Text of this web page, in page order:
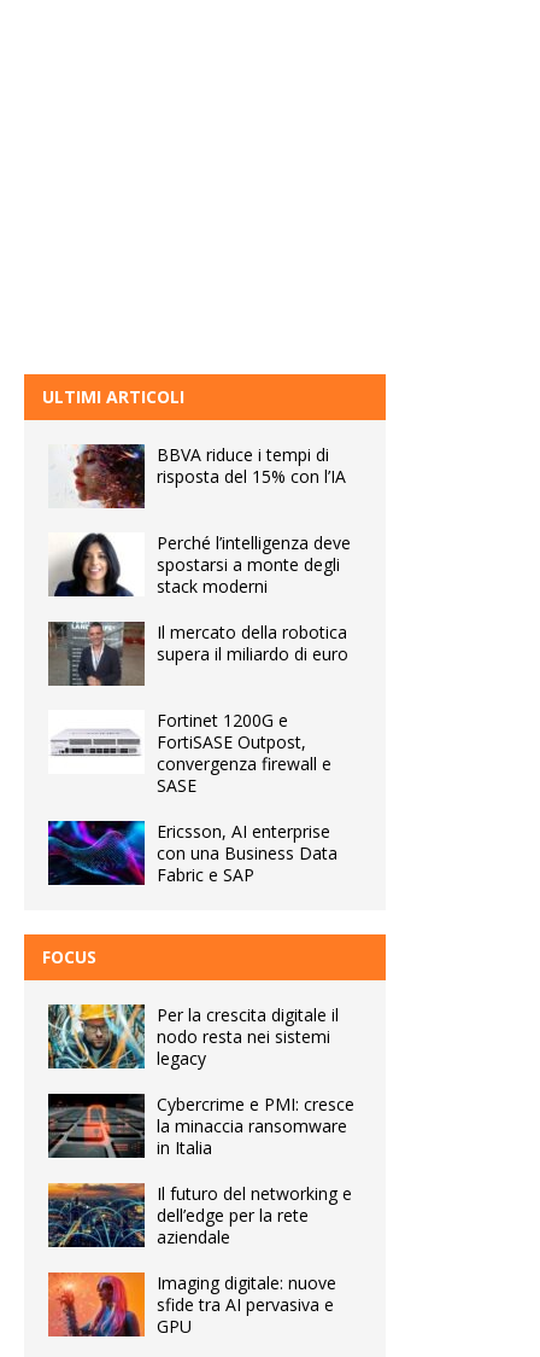
ULTIMI ARTICOLI
BBVA riduce i tempi di
risposta del 15% con l’IA
Perché l’intelligenza deve
spostarsi a monte degli
stack moderni
Il mercato della robotica
supera il miliardo di euro
Fortinet 1200G e
FortiSASE Outpost,
convergenza firewall e
SASE
Ericsson, AI enterprise
con una Business Data
Fabric e SAP
FOCUS
Per la crescita digitale il
nodo resta nei sistemi
legacy
Cybercrime e PMI: cresce
la minaccia ransomware
in Italia
Il futuro del networking e
dell’edge per la rete
aziendale
Imaging digitale: nuove
sfide tra AI pervasiva e
GPU